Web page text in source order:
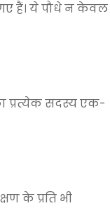
हैं। ये पौधे न केवल
प्रत्येक सदस्य एक-
के प्रति भी